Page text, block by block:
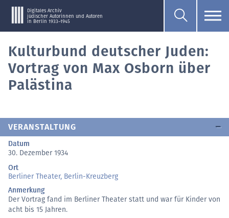
Digitales Archiv
jüdischer Autorinnen und Autoren
in Berlin 1933–1945
Kulturbund deutscher Juden:
Vortrag von Max Osborn über
Palästina
VERANSTALTUNG
Datum
30. Dezember 1934
Ort
Berliner Theater, Berlin-Kreuzberg
Anmerkung
Der Vortrag fand im Berliner Theater statt und war für Kinder von
acht bis 15 Jahren.